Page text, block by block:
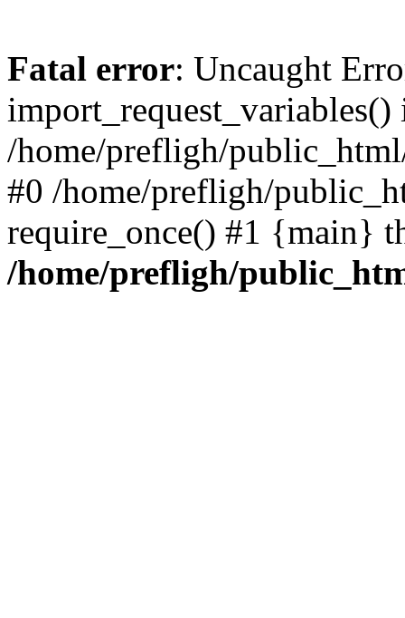
Fatal error: Uncaught
import_request_variables()
/home/prefligh/
#0 /home/prefligh/
require_once() #1 {main}
/home/prefligh/